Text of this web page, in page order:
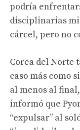
podría
disciplinarias
cárcel, pero no
Corea del Norte
caso más como
al menos al
informó que
“expulsar” al